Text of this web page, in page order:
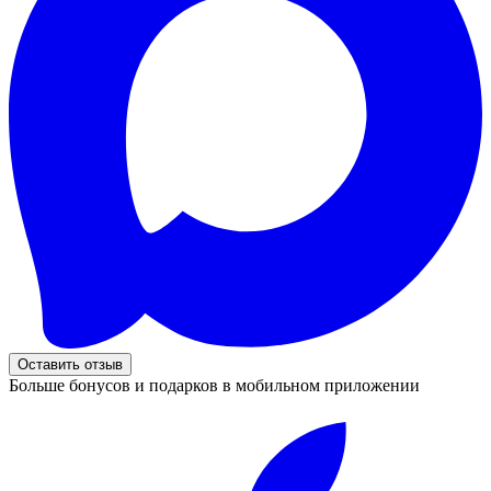
Оставить отзыв
Больше бонусов и подарков в мобильном приложении